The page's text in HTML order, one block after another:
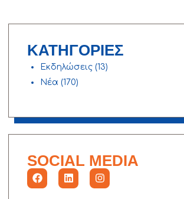
ΚΑΤΗΓΟΡΙΕΣ
Εκδηλώσεις (13)
Νέα (170)
SOCIAL MEDIA